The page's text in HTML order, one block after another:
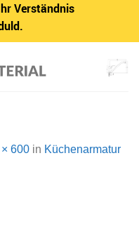
Verständnis
600 in Küchenarmatur